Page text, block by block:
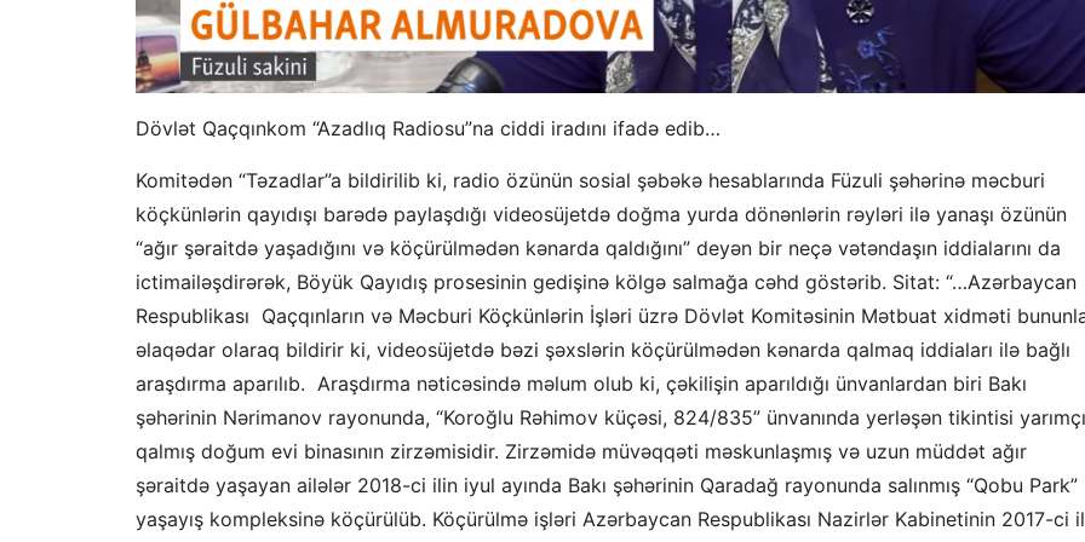
Dövlət Qaçqınkom “Azadlıq Radiosu”na ciddi iradını ifadə edib…
Komitədən “Təzadlar”a bildirilib ki, radio özünün sosial şəbəkə hesablarında Füzuli şəhərinə məcburi
köçkünlərin qayıdışı barədə paylaşdığı videosüjetdə doğma yurda dönənlərin rəyləri ilə yanaşı özünün
“ağır şəraitdə yaşadığını və köçürülmədən kənarda qaldığını” deyən bir neçə vətəndaşın iddialarını da
ictimailəşdirərək, Böyük Qayıdış prosesinin gedişinə kölgə salmağa cəhd göstərib. Sitat: “…Azərbaycan
Respublikası Qaçqınların və Məcburi Köçkünlərin İşləri üzrə Dövlət Komitəsinin Mətbuat xidməti
əlaqədar olaraq bildirir ki, videosüjetdə bəzi şəxslərin köçürülmədən kənarda qalmaq iddiaları ilə bağlı
araşdırma aparılıb. Araşdırma nəticəsində məlum olub ki, çəkilişin aparıldığı ünvanlardan biri Bakı
şəhərinin Nərimanov rayonunda, “Koroğlu Rəhimov küçəsi, 824/835” ünvanında yerləşən tikintisi
qalmış doğum evi binasının zirzəmisidir. Zirzəmidə müvəqqəti məskunlaşmış və uzun müddət ağır
şəraitdə yaşayan ailələr 2018-ci ilin iyul ayında Bakı şəhərinin Qaradağ rayonunda salınmış “Qobu Park”
yaşayış kompleksinə köçürülüb. Köçürülmə işləri Azərbaycan Respublikası Nazirlər Kabinetinin 2017-ci il